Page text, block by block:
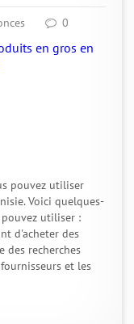
0
pouvez utiliser
Voici quelques-
utiliser :
d'acheter des
des recherches
et les